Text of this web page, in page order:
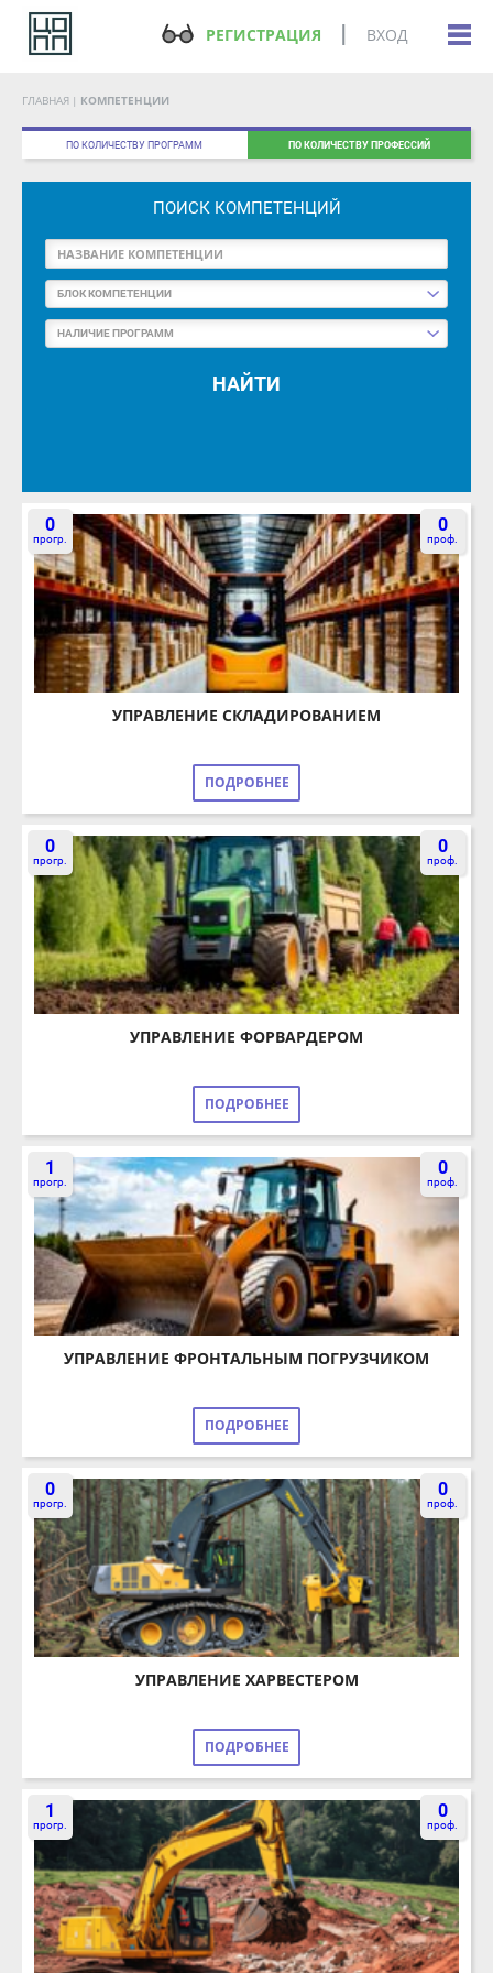
РЕГИСТРАЦИЯ ВХОД
ГЛАВНАЯ КОМПЕТЕНЦИИ
ПО КОЛИЧЕСТВУ ПРОГРАММ ПО КОЛИЧЕСТВУ ПРОФЕССИЙ
ПОИСК КОМПЕТЕНЦИЙ
БЛОК КОМПЕТЕНЦИИ
НАЛИЧИЕ ПРОГРАММ
НАЙТИ
0
прогр. проф.
ПОДРОБНЕЕ
прогр. проф.
УПРАВЛЕНИЕ ФОРВАРДЕРОМ
ПОДРОБНЕЕ
1
прогр.
0
проф.
УПРАВЛЕНИЕ ФРОНТАЛЬНЫМ ПОГРУЗЧИКОМ
0 0
УПРАВЛЕНИЕ ХАРВЕСТЕРОМ
1 0
УПРАВЛЕНИЕ ЭКСКАВАТОРОМ